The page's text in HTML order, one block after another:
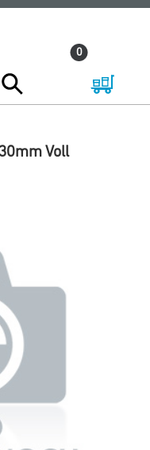
0
Voll